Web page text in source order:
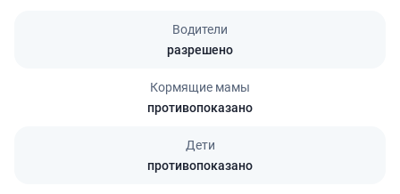
Водители
разрешено
Кормящие мамы
противопоказано
Дети
противопоказано